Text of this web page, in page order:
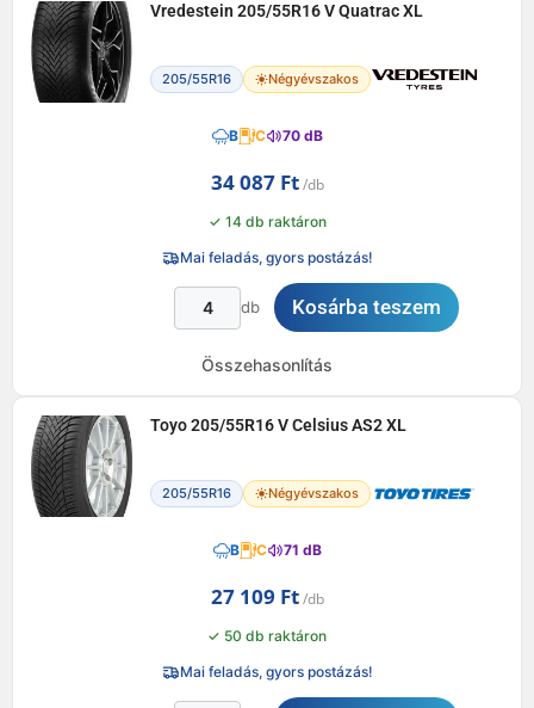
Vredestein 205/55R16 V Quatrac XL
205/55R16 Négyévszakos
B C 70 dB
34 087 Ft
✓ 14 db raktáron
Mai feladás, gyors postázás!
db Kosárba teszem
Összehasonlítás
Toyo 205/55R16 V Celsius AS2 XL
205/55R16 Négyévszakos
B C 71 dB
27 109 Ft
✓ 50 db raktáron
Mai feladás, gyors postázás!